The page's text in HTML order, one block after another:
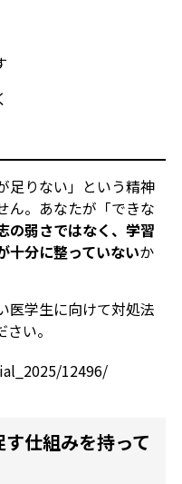
足りない」という精神
ん。あなたが「できな
の弱さではなく、学習
十分に整っていないか
医学生に向けて対処法
い。
12496/
仕組みを持って